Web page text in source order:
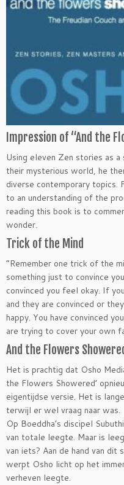
Impression of “And the
Using eleven Zen stories as
their mysterious world, he
diverse contemporary topics.
to an understanding of the
reading this book is to
wonder.
Trick of the Mind
“Remember one trick of the
something just to convince
convinced you feel okay. If
and they are convinced or
happy. You have convinced
are trying to cover your own
And the Flowers Showered
Het is prachtig dat Osho
the Flowers Showered’
eigentijdse versie. Het is
terwijl er wel vraag naar was.
Op Boeddha’s discipel
van totale leegte. Maar is
van iets? Aan de hand van dit
werpt Osho licht op het
verheven leegte.